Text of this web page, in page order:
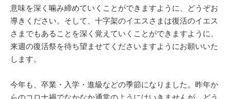
意味を深く噛み締めていくことができますように、どうぞお
導きください。そして、十字架のイエスさまは復活のイエス
さまでもあることを深く覚えていくことができますように、
来週の復活祭を待ち望ませてくださいますようにお願いいた
します。
今年も、卒業・入学・進級などの季節になりました。昨年か
らのコロナ禍でなかなか通常のようにはいきませんが、どう